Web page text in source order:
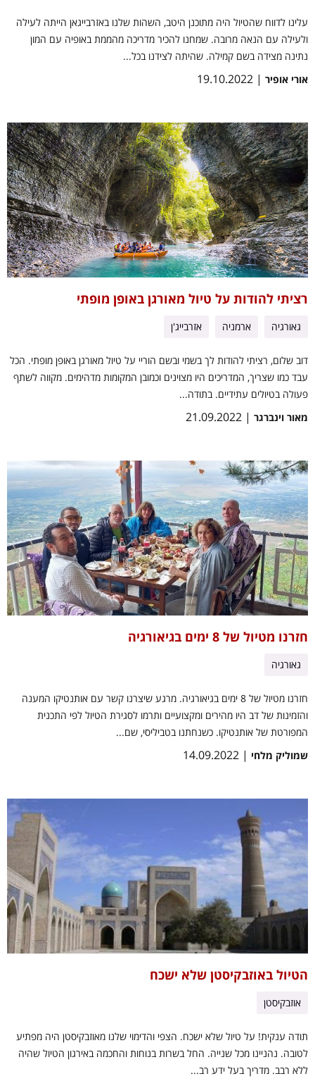
עלינו לדווח שהטיול היה מתוכנן היטב, השהות שלנו באזרבייגאן הייתה לעילה
ולעילה עם הנאה מרובה. שמחנו להכיר מדריכה מהממת באופיה עם המון
נתינה מצידה בשם קמילה. שהיתה לצידנו בכל...
אורי אופיר | 19.10.2022
רציתי להודות על טיול מאורגן באופן מופתי
גאורגיה ארמניה אזרבייג'ן
דוב שלום, רציתי להודות לך בשמי ובשם הוריי על טיול מאורגן באופן מופתי. הכל
עבד כמו שצריך, המדריכים היו מצוינים וכמובן המקומות מדהימים. מקווה לשתף
פעולה בטיולים עתידיים. בתודה...
מאור וינברגר | 21.09.2022
חזרנו מטיול של 8 ימים בגיאורגיה
גאורגיה
חזרנו מטיול של 8 ימים בגיאורגיה. מרגע שיצרנו קשר עם אותנטיקו המענה
והזמינות של דב היו מהירים ומקצועיים ותרמו לסגירת הטיול לפי התכנית
המפורטת של אותנטיקו. כשנחתנו בטביליסי, שם...
שמוליק מלחי | 14.09.2022
הטיול באוזבקיסטן שלא ישכח
אוזבקיסטן
תודה ענקית! על טיול שלא ישכח. הצפי והדימוי שלנו מאוזבקיסטן היה מפתיע
לטובה. נהניינו מכל שנייה. החל בשרות בנוחות והחכמה באירגון הטיול שהיה
ללא רבב. מדריך בעל ידע רב...